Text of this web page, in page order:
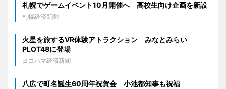
札幌でゲームイベント10月開催へ 高校生向け企画を新設
札幌経済新聞
火星を旅するVR体験アトラクション みなとみらい
PLOT48に登場
ヨコハマ経済新聞
八広で町名誕生60周年祝賀会 小池都知事も祝福